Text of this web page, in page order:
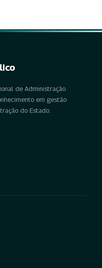
de Administração
em gestão
do Estado.